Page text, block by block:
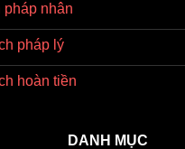
pháp nhân
pháp lý
hoàn tiền
DANH MỤC